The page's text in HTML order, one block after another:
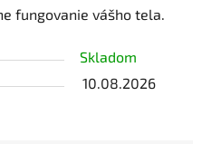
fungovanie vášho tela.
Skladom
10.08.2026